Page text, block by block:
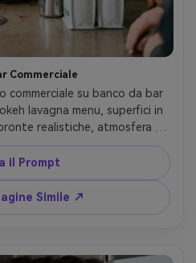
Commerciale
commerciale su banco da bar
lavagna menu, superfici in
realistiche, atmosfera
A7IV, 35mm, f/2, stile
luce cinematografica
--ar 4:5
il Prompt
Simile ↗